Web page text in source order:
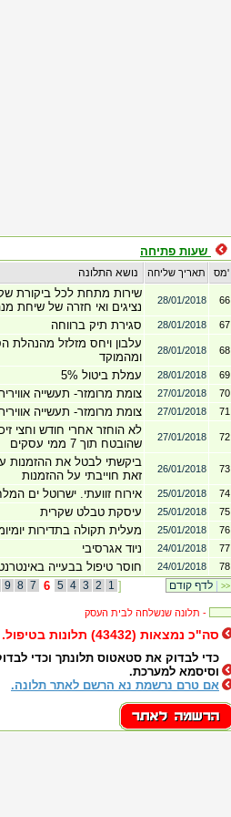
תאריך שליחה מס'
שירות מתחת לכל ביקורת
נציגים ואי חזרה של שיחת
28/01/2018 66
סגירת תיק ברווחה 28/01/2018 67
עלבון ויחס מזלזל מהנהלת
ומהמוקד
28/01/2018 68
עמלת ביטול 5% 28/01/2018 69
צומת מרומזר- תעשייה 27/01/2018 70
צומת מרומזר- תעשייה 27/01/2018 71
לא הוחזר אחרי חודש וחצי
שהובטח תוך 7 ממי עסקים
27/01/2018 72
ביקשתי לבטל את ההזמנות
זאת חוייבתי על ההזמנות
26/01/2018 73
אירוח זוועתי. ישרוטל ים 25/01/2018 74
עיסקת טבלט שקרית 25/01/2018 75
מעלית תקולה בתדירות 25/01/2018 76
ניוד אגרסיבי 24/01/2018 77
חוסר טיפול בבעייה 24/01/2018 78
9 8 7 6 5 4 3 2 1 ] >>
תלונה שנשלחה לבית העסק -
סה"כ נמצאות (43432) תלונות בטיפול.
כדי לבדוק את סטאטוס תלונתך וכדי
וסיסמא למערכת.
אם טרם נרשמת נא הרשם לאתר תלונה.